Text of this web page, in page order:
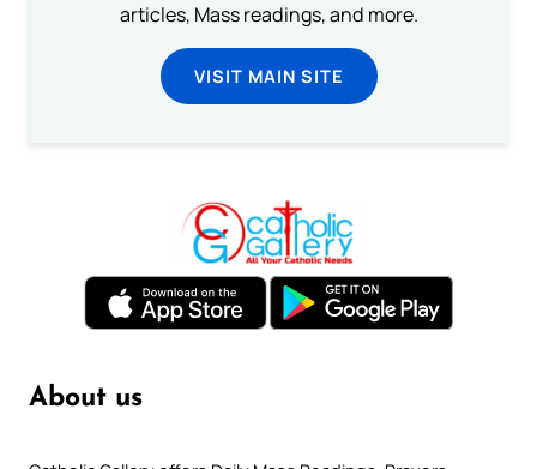
articles, Mass readings, and more.
VISIT MAIN SITE
About us